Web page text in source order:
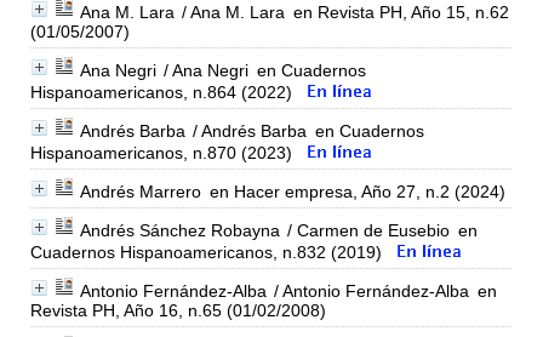
Ana M. Lara / Ana M. Lara en Revista PH, Año 15, n.62
(01/05/2007)
Ana Negri / Ana Negri en Cuadernos
Hispanoamericanos, n.864 (2022)
Andrés Barba / Andrés Barba en Cuadernos
Hispanoamericanos, n.870 (2023)
Andrés Marrero en Hacer empresa, Año 27, n.2 (2024)
Andrés Sánchez Robayna / Carmen de Eusebio en
Cuadernos Hispanoamericanos, n.832 (2019)
Antonio Fernández-Alba / Antonio Fernández-Alba en
Revista PH, Año 16, n.65 (01/02/2008)